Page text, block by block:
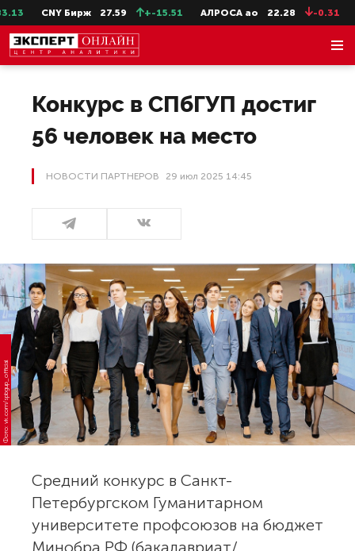
CNY Бирж 27.59 +-15.51 АЛРОСА ао 22.28 -0.31
Конкурс в СПбГУП достиг
56 человек на место
НОВОСТИ ПАРТНЕРОВ 29 июл 2025 14:45
Фото: vk.com/spbgup_official
Средний конкурс в Санкт-
Петербургском Гуманитарном
университете профсоюзов на бюджет